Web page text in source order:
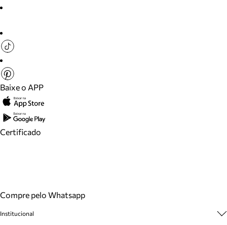
Baixe o APP
Certificado
Compre pelo Whatsapp
Institucional